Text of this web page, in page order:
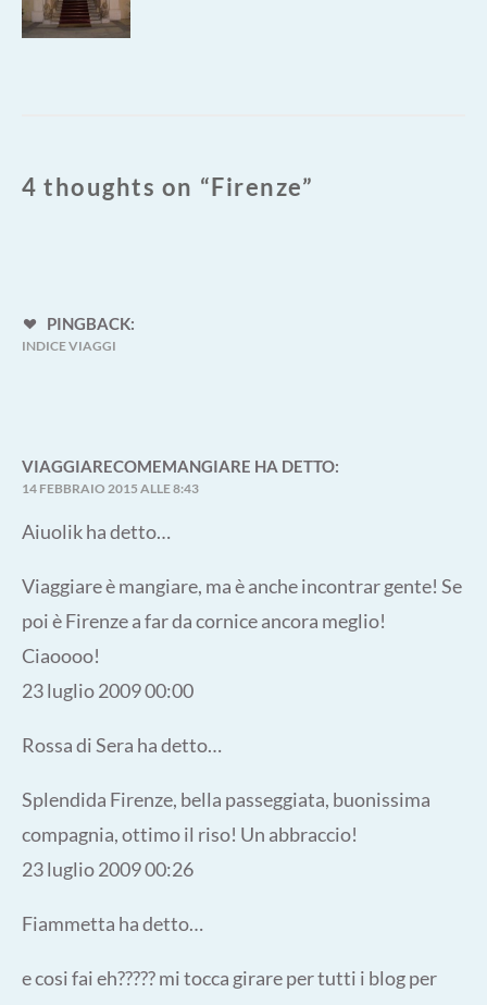
4 thoughts on “Firenze”
PINGBACK:
INDICE VIAGGI
VIAGGIARECOMEMANGIARE HA DETTO:
14 FEBBRAIO 2015 ALLE 8:43
Aiuolik ha detto…
Viaggiare è mangiare, ma è anche incontrar gente! Se
poi è Firenze a far da cornice ancora meglio!
Ciaoooo!
23 luglio 2009 00:00
Rossa di Sera ha detto…
Splendida Firenze, bella passeggiata, buonissima
compagnia, ottimo il riso! Un abbraccio!
23 luglio 2009 00:26
Fiammetta ha detto…
e cosi fai eh????? mi tocca girare per tutti i blog per